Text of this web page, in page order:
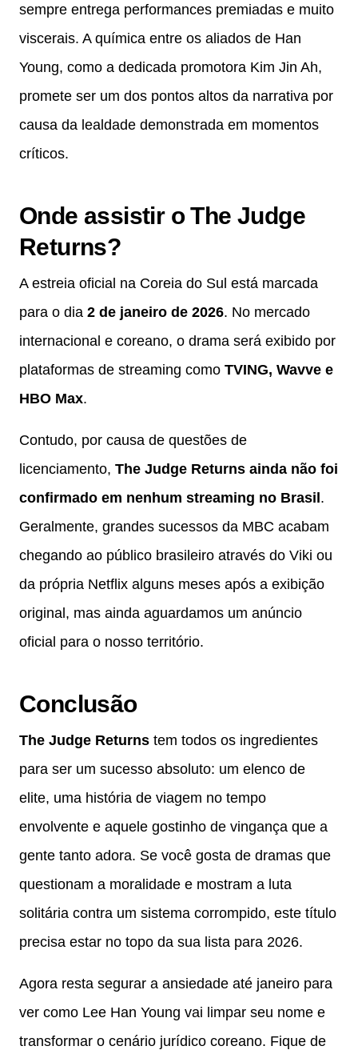
sempre entrega performances premiadas e muito
viscerais. A química entre os aliados de Han
Young, como a dedicada promotora Kim Jin Ah,
promete ser um dos pontos altos da narrativa por
causa da lealdade demonstrada em momentos
críticos.
Onde assistir o The Judge
Returns?
A estreia oficial na Coreia do Sul está marcada
para o dia 2 de janeiro de 2026. No mercado
internacional e coreano, o drama será exibido por
plataformas de streaming como TVING, Wavve e
HBO Max.
Contudo, por causa de questões de
licenciamento, The Judge Returns ainda não foi
confirmado em nenhum streaming no Brasil.
Geralmente, grandes sucessos da MBC acabam
chegando ao público brasileiro através do Viki ou
da própria Netflix alguns meses após a exibição
original, mas ainda aguardamos um anúncio
oficial para o nosso território.
Conclusão
The Judge Returns tem todos os ingredientes
para ser um sucesso absoluto: um elenco de
elite, uma história de viagem no tempo
envolvente e aquele gostinho de vingança que a
gente tanto adora. Se você gosta de dramas que
questionam a moralidade e mostram a luta
solitária contra um sistema corrompido, este título
precisa estar no topo da sua lista para 2026.
Agora resta segurar a ansiedade até janeiro para
ver como Lee Han Young vai limpar seu nome e
transformar o cenário jurídico coreano. Fique de